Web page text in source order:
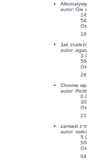
autor: Gie
14
Jak
autor:
3
Chrome
autor:
0
zamiast z
autor:
5